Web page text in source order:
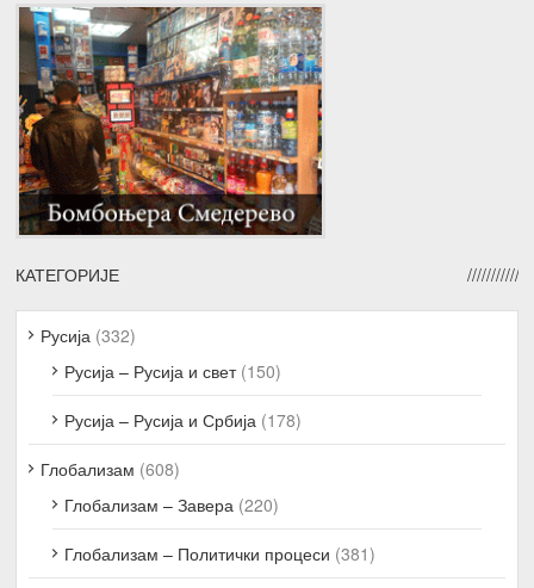
КАТЕГОРИЈЕ
Русија (332)
Русија – Русија и свет(150)
Русија – Русија и Србија (178)
Глобализам (608)
Глобализам – Завера (220)
Глобализам – Политички процеси (381)